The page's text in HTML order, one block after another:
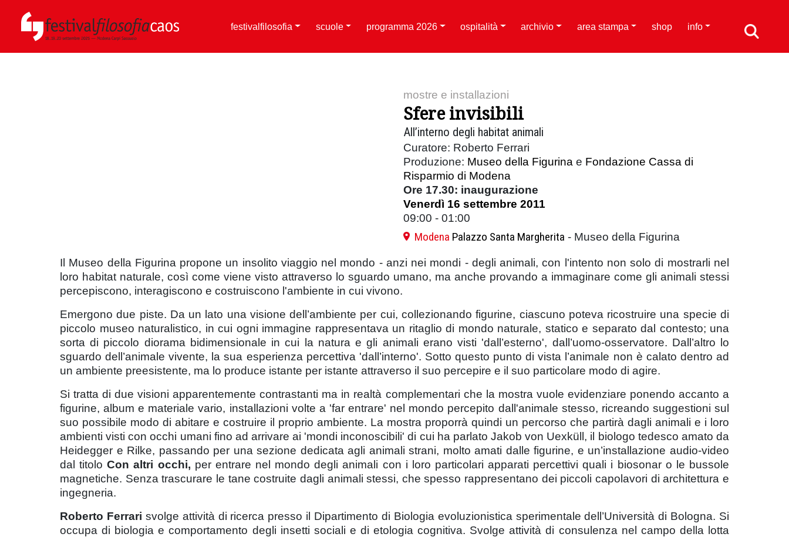
festivalfilosofia scuole programma 2026 ospitalità archivio area stampa shop info
mostre e installazioni
Sfere invisibili
All’interno degli habitat animali
Curatore: Roberto Ferrari
Produzione: Museo della Figurina e Fondazione Cassa di
Risparmio di Modena
Ore 17.30: inaugurazione
Venerdì 16 settembre 2011
09:00 - 01:00
Modena Palazzo Santa Margherita - Museo della Figurina
Il Museo della Figurina propone un insolito viaggio nel mondo - anzi nei mondi - degli animali, con l'intento non solo di mostrarli nel
loro habitat naturale, così come viene visto attraverso lo sguardo umano, ma anche provando a immaginare come gli animali stessi
percepiscono, interagiscono e costruiscono l'ambiente in cui vivono.
Emergono due piste. Da un lato una visione dell’ambiente per cui, collezionando figurine, ciascuno poteva ricostruire una specie di
piccolo museo naturalistico, in cui ogni immagine rappresentava un ritaglio di mondo naturale, statico e separato dal contesto; una
sorta di piccolo diorama bidimensionale in cui la natura e gli animali erano visti 'dall’esterno', dall’uomo-osservatore. Dall’altro lo
sguardo dell’animale vivente, la sua esperienza percettiva 'dall’interno'. Sotto questo punto di vista l’animale non è calato dentro ad
un ambiente preesistente, ma lo produce istante per istante attraverso il suo percepire e il suo particolare modo di agire.
Si tratta di due visioni apparentemente contrastanti ma in realtà complementari che la mostra vuole evidenziare ponendo accanto a
figurine, album e materiale vario, installazioni volte a 'far entrare' nel mondo percepito dall'animale stesso, ricreando suggestioni sul
suo possibile modo di abitare e costruire il proprio ambiente. La mostra proporrà quindi un percorso che partirà dagli animali e i loro
ambienti visti con occhi umani fino ad arrivare ai 'mondi inconoscibili' di cui ha parlato Jakob von Uexküll, il biologo tedesco amato da
Heidegger e Rilke, passando per una sezione dedicata agli animali strani, molto amati dalle figurine, e un’installazione audio-video
dal titoloCon altri occhi, per entrare nel mondo degli animali con i loro particolari apparati percettivi quali i biosonar o le bussole
magnetiche. Senza trascurare le tane costruite dagli animali stessi, che spesso rappresentano dei piccoli capolavori di architettura e
ingegneria.
Roberto Ferrari svolge attività di ricerca presso il Dipartimento di Biologia evoluzionistica sperimentale dell’Università di Bologna. Si
occupa di biologia e comportamento degli insetti sociali e di etologia cognitiva. Svolge attività di consulenza nel campo della lotta